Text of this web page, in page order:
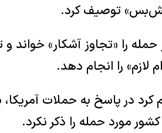
توصیف کرد.
را «تجاوز آشکار» خواند و
را انجام دهد.
کرد در پاسخ به حملات
مورد حمله را ذکر نکرد.